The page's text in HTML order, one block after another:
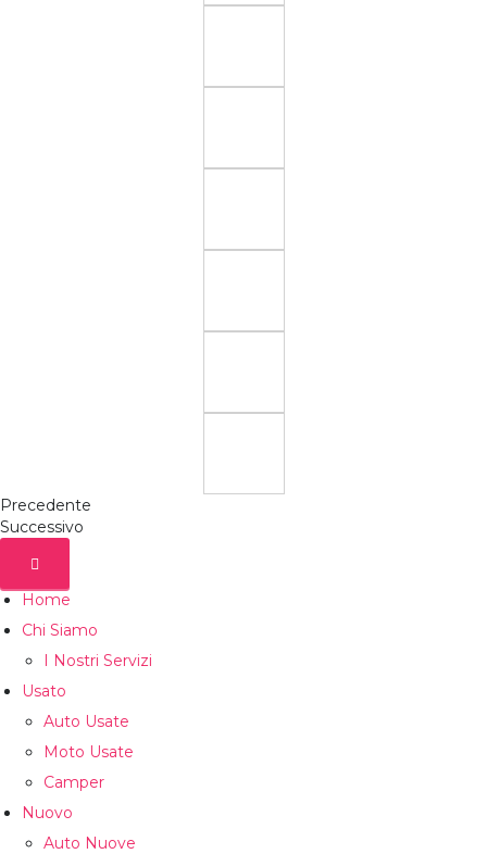
Precedente
Successivo
Home
Chi Siamo
I Nostri Servizi
Usato
Auto Usate
Moto Usate
Camper
Nuovo
Auto Nuove